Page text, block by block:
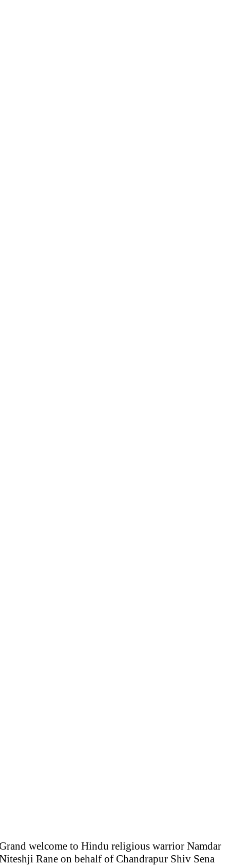
welcome to Hindu religious warrior Namdar
Rane on behalf of Chandrapur Shiv Sena